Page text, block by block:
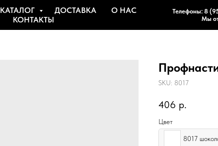
КАТАЛОГ ДОСТАВКА
О НАС
КОНТАКТЫ
Телефоны: 8
Мы
SKU: 8017
406 р.
Цвет
8017